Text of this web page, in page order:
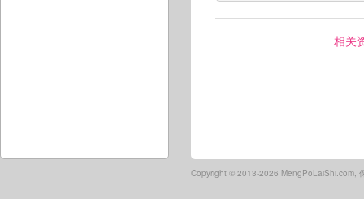
相关
Copyright © 2013-2026 MengPoLaiShi.com,